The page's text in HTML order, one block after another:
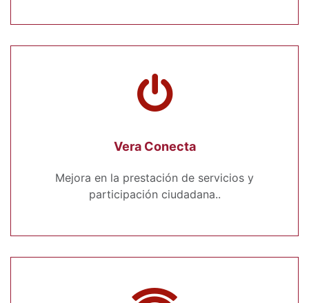
Vera Conecta
Mejora en la prestación de servicios y
participación ciudadana..